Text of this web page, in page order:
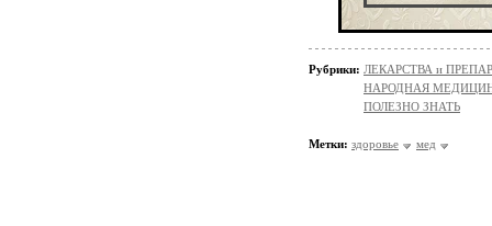
Рубрики: ЛЕКАРСТВА и
НАРОДНАЯ
ПОЛЕЗНО ЗНАТЬ
Метки: здоровье мед